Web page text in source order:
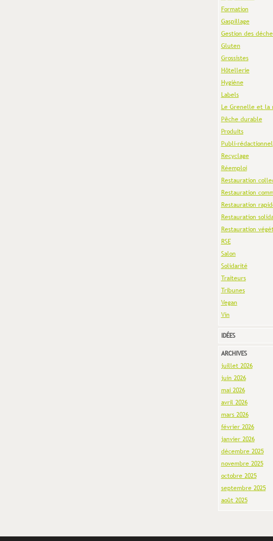
Formation
Gaspillage
Gestion des
Gluten
Grossistes
Hôtellerie
Hygiène
Labels
Le Grenelle et la
Pêche durable
Produits
Publi-rédactionnel
Recyclage
Réemploi
Restauration
Restauration
Restauration
Restauration
Restauration
RSE
Salon
Solidarité
Traiteurs
Tribunes
Vegan
Vin
IDÉES
ARCHIVES
juillet 2026
juin 2026
mai 2026
avril 2026
mars 2026
février 2026
janvier 2026
décembre 2025
novembre 2025
octobre 2025
septembre 2025
août 2025